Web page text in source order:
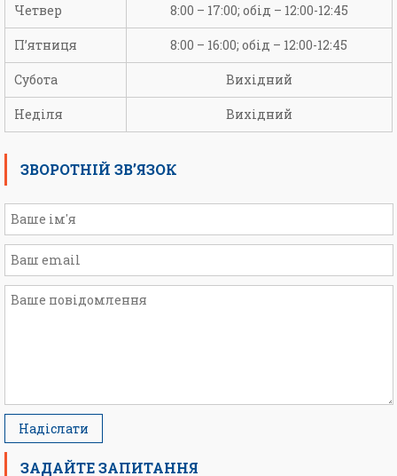
Четвер 8:00 – 17:00; обід – 12:00-12:45
П’ятниця 8:00 – 16:00; обід – 12:00-12:45
Субота Вихідний
Неділя Вихідний
ЗВОРОТНІЙ ЗВ’ЯЗОК
ЗАДАЙТЕ ЗАПИТАННЯ